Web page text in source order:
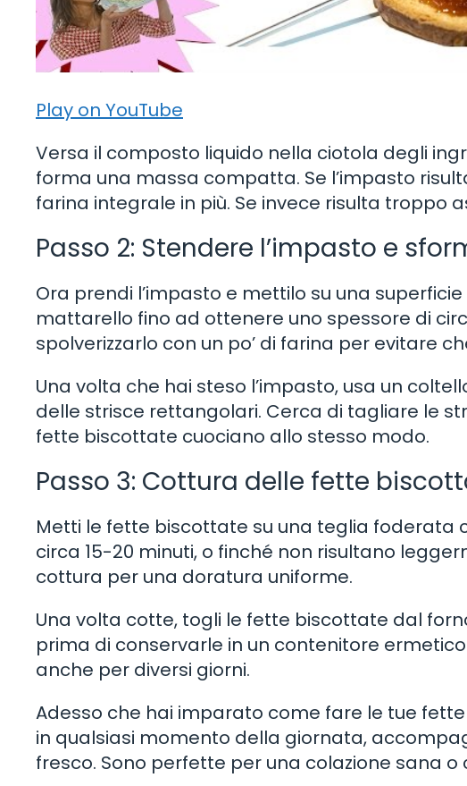
Play on YouTube
Versa il composto liquido nella ciotola degli
forma una massa compatta. Se l’impasto
farina integrale in più. Se invece risulta troppo
Passo 2: Stendere l’impasto e
Ora prendi l’impasto e mettilo su una
mattarello fino ad ottenere uno spessore di
spolverizzarlo con un po’ di farina per evitare
Una volta che hai steso l’impasto, usa un
delle strisce rettangolari. Cerca di tagliare le
fette biscottate cuociano allo stesso modo.
Passo 3: Cottura delle fette
Metti le fette biscottate su una teglia foderata
circa 15-20 minuti, o finché non risultano
cottura per una doratura uniforme.
Una volta cotte, togli le fette biscottate dal
prima di conservarle in un contenitore
anche per diversi giorni.
Adesso che hai imparato come fare le tue
in qualsiasi momento della giornata,
fresco. Sono perfette per una colazione sana